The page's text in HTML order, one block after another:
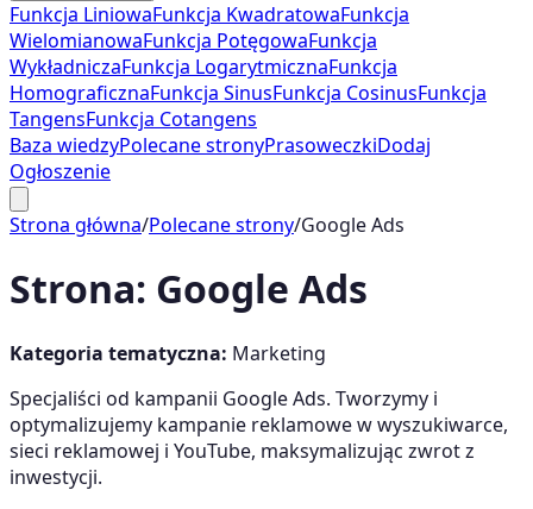
Funkcja LiniowaFunkcja KwadratowaFunkcja
WielomianowaFunkcja PotęgowaFunkcja
WykładniczaFunkcja LogarytmicznaFunkcja
HomograficznaFunkcja SinusFunkcja CosinusFunkcja
TangensFunkcja Cotangens
Baza wiedzyPolecane stronyPrasoweczkiDodaj
Ogłoszenie
Strona główna/Polecane strony/Google Ads
Strona: Google Ads
Kategoria tematyczna: Marketing
Specjaliści od kampanii Google Ads. Tworzymy i
optymalizujemy kampanie reklamowe w wyszukiwarce,
sieci reklamowej i YouTube, maksymalizując zwrot z
inwestycji.